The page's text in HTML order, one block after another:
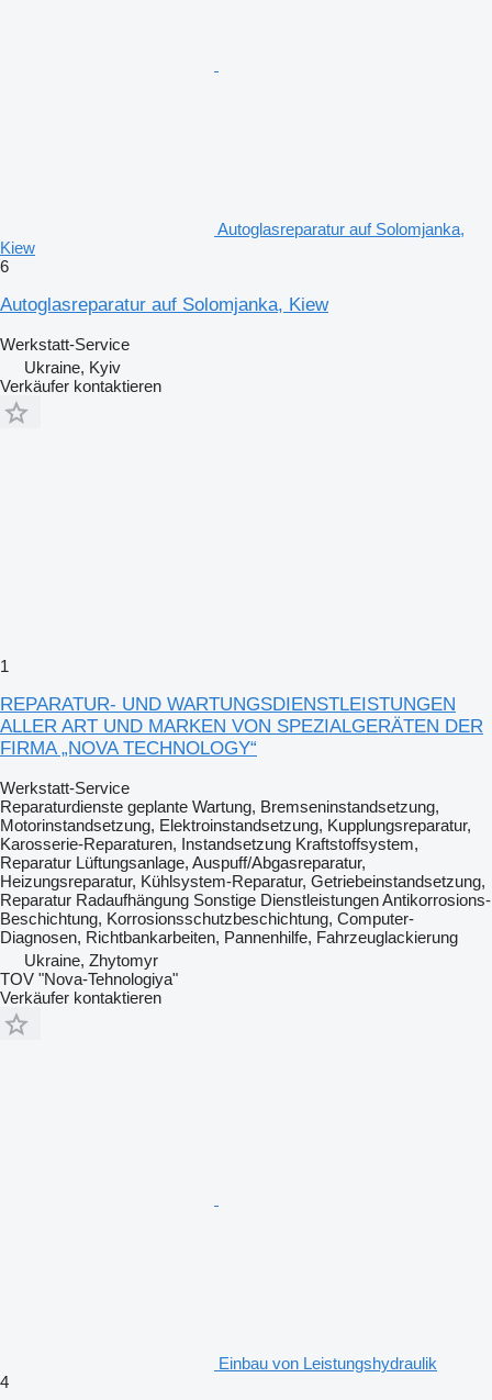
Autoglasreparatur auf Solomjanka,
Kiew
6
Autoglasreparatur auf Solomjanka, Kiew
Werkstatt-Service
Ukraine, Kyiv
Verkäufer kontaktieren
1
REPARATUR- UND WARTUNGSDIENSTLEISTUNGEN
ALLER ART UND MARKEN VON SPEZIALGERÄTEN DER
FIRMA „NOVA TECHNOLOGY“
Werkstatt-Service
Reparaturdienste geplante Wartung, Bremseninstandsetzung,
Motorinstandsetzung, Elektroinstandsetzung, Kupplungsreparatur,
Karosserie-Reparaturen, Instandsetzung Kraftstoffsystem,
Reparatur Lüftungsanlage, Auspuff/Abgasreparatur,
Heizungsreparatur, Kühlsystem-Reparatur, Getriebeinstandsetzung,
Reparatur Radaufhängung Sonstige DienstleistungenAntikorrosions-
Beschichtung, Korrosionsschutzbeschichtung, Computer-
Diagnosen, Richtbankarbeiten, Pannenhilfe, Fahrzeuglackierung
Ukraine, Zhytomyr
TOV "Nova-Tehnologiya"
Verkäufer kontaktieren
Einbau von Leistungshydraulik
4